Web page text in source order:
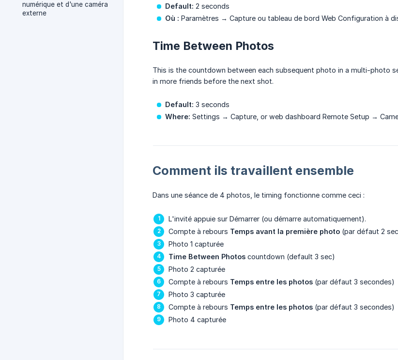
numérique et d'une caméra
externe
Default: 2 seconds
Où : Paramètres → Capture ou tableau de bord Web Configuration à
Time Between Photos
This is the countdown between each subsequent photo in a multi-photo
in more friends before the next shot.
Default: 3 seconds
Where: Settings → Capture, or web dashboard Remote Setup →
Comment ils travaillent ensemble
Dans une séance de 4 photos, le timing fonctionne comme ceci :
L'invité appuie sur Démarrer (ou démarre automatiquement).
Compte à rebours Temps avant la première photo (par défaut 2
Photo 1 capturée
Time Between Photos countdown (default 3 sec)
Photo 2 capturée
Compte à rebours Temps entre les photos (par défaut 3 secondes)
Photo 3 capturée
Compte à rebours Temps entre les photos (par défaut 3 secondes)
Photo 4 capturée